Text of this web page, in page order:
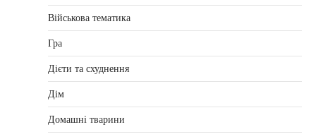
Військова тематика
Гра
Дієти та схуднення
Дім
Домашні тварини